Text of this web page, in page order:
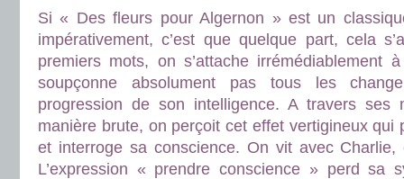
Si « Des fleurs pour Algernon » est un
impérativement, c’est que quelque part, cela
premiers mots, on s’attache irrémédiablement
soupçonne absolument pas tous les
progression de son intelligence. A travers ses
manière brute, on perçoit cet effet vertigineux
et interroge sa conscience. On vit avec
L’expression « prendre conscience » perd sa